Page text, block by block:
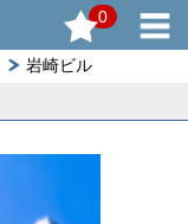
0
岩崎ビル